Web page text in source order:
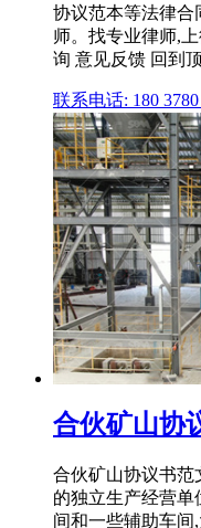
协议范本等法律合
师。找专业律师,
询 意见反馈 回到
联系电话: 180 3780
合伙矿山协
合伙矿山协议书范
的独立生产经营
间和一些辅助车